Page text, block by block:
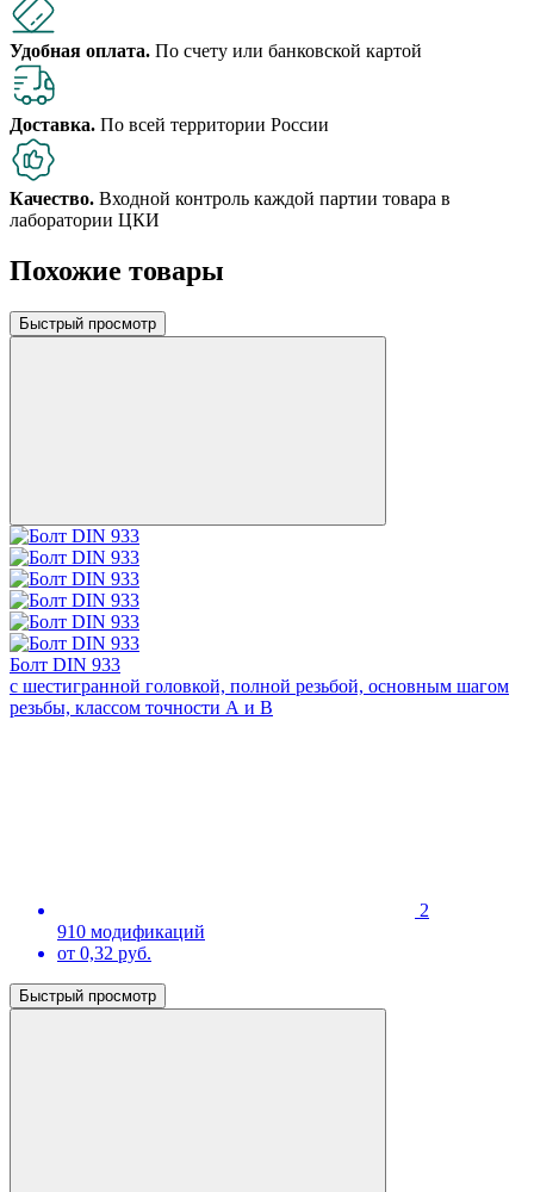
Удобная оплата. По счету или банковской картой
Доставка. По всей территории России
Качество. Входной контроль каждой партии товара в
лаборатории ЦКИ
Похожие товары
Быстрый просмотр
Болт DIN 933
с шестигранной головкой, полной резьбой, основным шагом
резьбы, классом точности А и В
2
910 модификаций
от 0,32 руб.
Быстрый просмотр